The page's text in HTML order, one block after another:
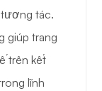
tác.
giúp trang
trên kết
lĩnh